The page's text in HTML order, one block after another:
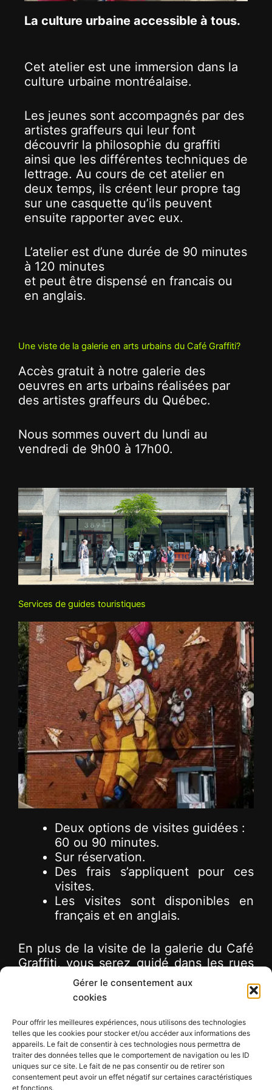
Gérer le consentement aux
cookies
Pour offrir les meilleures expériences, nous utilisons des technologies
telles que les cookies pour stocker et/ou accéder aux informations des
appareils. Le fait de consentir à ces technologies nous permettra de
traiter des données telles que le comportement de navigation ou les ID
uniques sur ce site. Le fait de ne pas consentir ou de retirer son
consentement peut avoir un effet négatif sur certaines caractéristiques
et fonctions.
La culture urbaine accessible à tous.
Cet atelier est une immersion dans la
culture urbaine montréalaise.
Les jeunes sont accompagnés par des
artistes graffeurs qui leur font
découvrir la philosophie du graffiti
ainsi que les différentes techniques de
lettrage. Au cours de cet atelier en
deux temps, ils créent leur propre tag
sur une casquette qu’ils peuvent
ensuite rapporter avec eux.
L’atelier est d’une durée de 90 minutes
à 120 minutes
et peut être dispensé en francais ou
en anglais.
Une viste de la galerie en arts urbains du Café Graffiti?
Accès gratuit à notre galerie des
oeuvres en arts urbains réalisées par
des artistes graffeurs du Québec.
Nous sommes ouvert du lundi au
vendredi de 9h00 à 17h00.
Services de guides touristiques
Deux options de visites guidées :
60 ou 90 minutes.
Sur réservation.
Des frais s’appliquent pour ces
visites.
Les visites sont disponibles en
français et en anglais.
En plus de la visite de la galerie du Café
Graffiti, vous serez guidé dans les rues
du quartier Hochelaga-Maisonneuve
pour y découvrir des œuvres à ciel
véritables galeries vivantes où des
artistes locaux et internationaux
expriment leur vision.